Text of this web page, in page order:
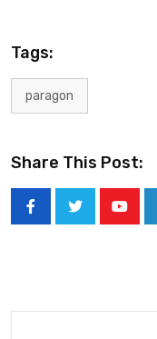
Tags:
paragon
Share This Post: